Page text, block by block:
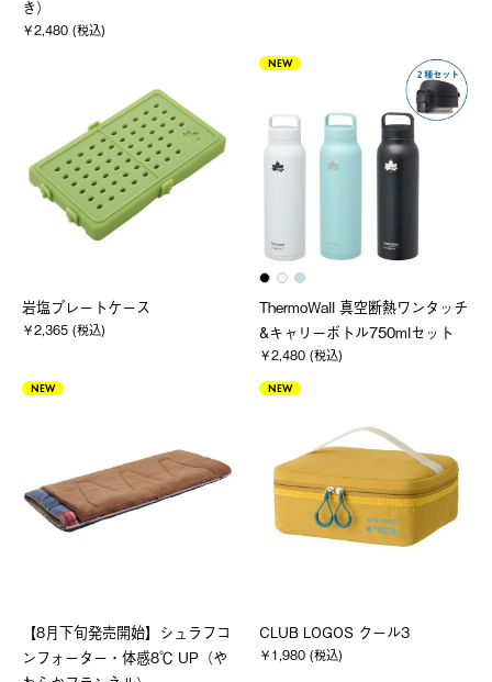
き）
￥2,480 (税込)
岩塩プレートケース
￥2,365 (税込)
NEW
ThermoWall 真空断熱ワンタッチ
&キャリーボトル750mlセット
￥2,480 (税込)
NEW
【8月下旬発売開始】シュラフコ
ンフォーター・体感8℃ UP（や
NEW
CLUB LOGOS クール3
￥1,980 (税込)